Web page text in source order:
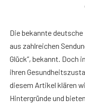
Die bekannte
aus zahlreichen
Glück”, bekannt. Doch
ihren
diesem Artikel klären
Hintergründe und